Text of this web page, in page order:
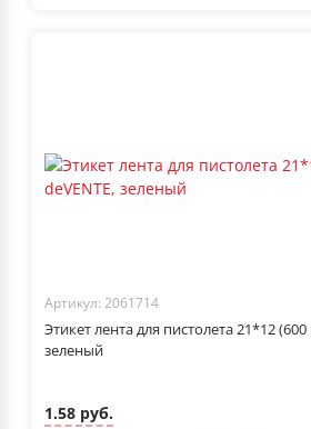
Артикул: 2061714
Этикет лента для пистолета 21*12
зеленый
1.58 руб.